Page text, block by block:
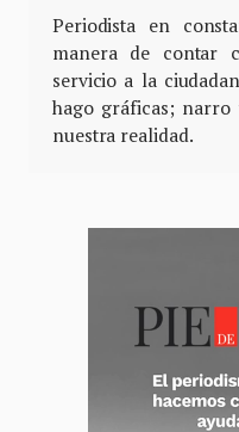
Periodista en
manera de contar
servicio a la
hago gráficas; narro
nuestra realidad.